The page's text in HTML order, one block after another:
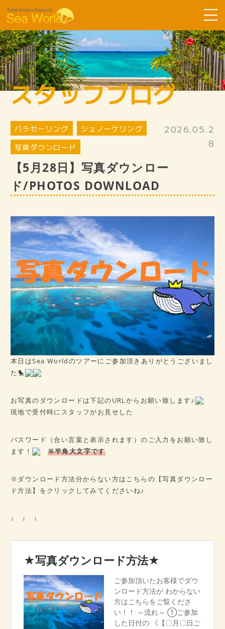
Sea Worldについて
コース紹介
ツアーの流れ
お客様の声
SDGsへ取り組み
スタッフ紹介
ギャラリー
病歴チェックシート
★ご予約はこちら★
会社概要
アクセス
スタッフブログ
パラセーリング
シュノーケリング
写真ダウンロード
2026.05.2
8
【5月28日】写真ダウンロー
ド/PHOTOS DOWNLOAD
本日はSea Worldのツアーにご参加頂きありがとうございまし
た🐤
お写真のダウンロードは下記のURLからお願い致します♪
現地で受付時にスタッフがお見せした
パスワード（合い言葉と表示されます）のご入力をお願い致し
ます！
※半角大文字です
※ダウンロード方法分からない方はこちらの【写真ダウンロー
ド方法】をクリックしてみてくださいね♪
↓ ↓ ↓